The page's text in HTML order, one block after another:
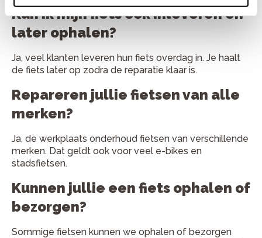
Kan ik mijn fiets ook inleveren en
later ophalen?
Ja, veel klanten leveren hun fiets overdag in. Je haalt
de fiets later op zodra de reparatie klaar is.
Repareren jullie fietsen van alle
merken?
Ja, de werkplaats onderhoud fietsen van verschillende
merken. Dat geldt ook voor veel e-bikes en
stadsfietsen.
Kunnen jullie een fiets ophalen of
bezorgen?
Sommige fietsen kunnen we ophalen of bezorgen